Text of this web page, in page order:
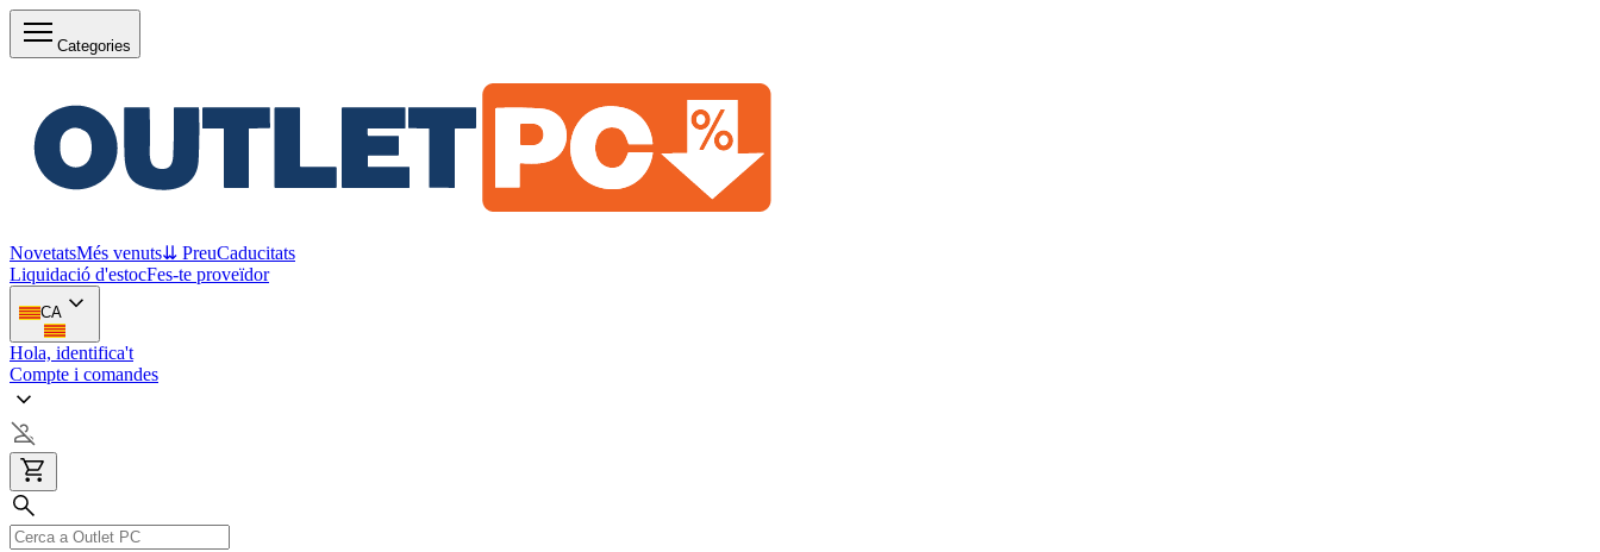
Categories
NovetatsMés venuts⇊ PreuCaducitats
Liquidació d'estocFes-te proveïdor
CA
Hola, identifica't
Compte i comandes